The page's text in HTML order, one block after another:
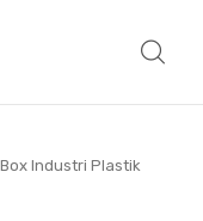
Industri Plastik